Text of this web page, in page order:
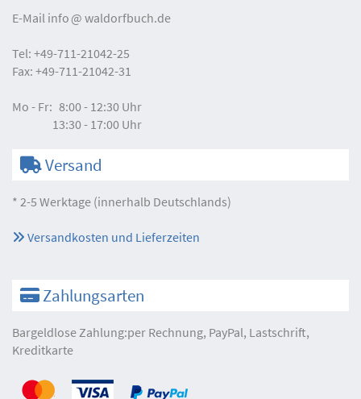
E-Mail info waldorfbuch.de
Tel: +49-711-21042-25
Fax: +49-711-21042-31
Mo - Fr: 8:00 - 12:30 Uhr
13:30 - 17:00 Uhr
Versand
* 2-5 Werktage (innerhalb Deutschlands)
Versandkosten und Lieferzeiten
Zahlungsarten
Bargeldlose Zahlung:per Rechnung, PayPal, Lastschrift,
Kreditkarte